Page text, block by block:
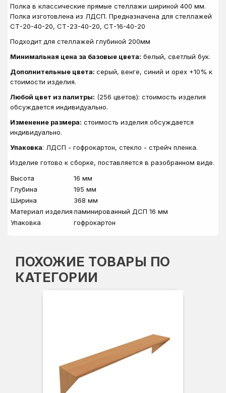
Полка в классические прямые стеллажи шириной 400 мм.
Полка изготовлена из ЛДСП. Предназначена для стеллажей
СТ-20-40-20, СТ-23-40-20, СТ-16-40-20
Подходит для стеллажей глубиной 200мм
Минимальная цена за базовые цвета: белый, светлый бук.
Дополнительные цвета: серый, венге, синий и орех +10% к
стоимости изделия.
Любой цвет из палитры: (256 цветов): стоимость изделия
обсуждается индивидуально.
Изменение размера: стоимость изделия обсуждается
индивидуально.
Упаковка: ЛДСП - гофрокартон, стекло - стрейч пленка.
Изделие готово к сборке, поставляется в разобранном виде.
Высота
16 мм
Глубина
195 мм
Ширина
368 мм
Материал изделия ламинированный ДСП 16 мм
Упаковка
гофрокартон
ПОХОЖИЕ ТОВАРЫ ПО
КАТЕГОРИИ